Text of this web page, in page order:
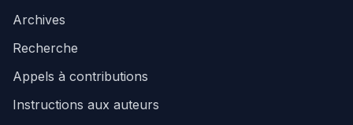
Archives
Recherche
Appels à contributions
Instructions aux auteurs